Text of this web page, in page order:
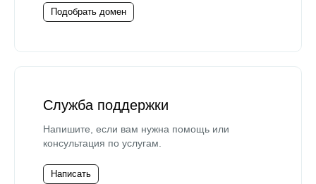
Подобрать домен
Служба поддержки
Напишите, если вам нужна помощь или
консультация по услугам.
Написать